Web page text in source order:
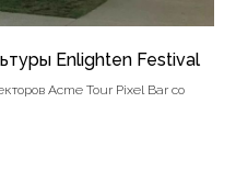
Enlighten Festival
Acme Tour Pixel Bar со